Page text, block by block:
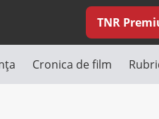
TNR
Cronica de film